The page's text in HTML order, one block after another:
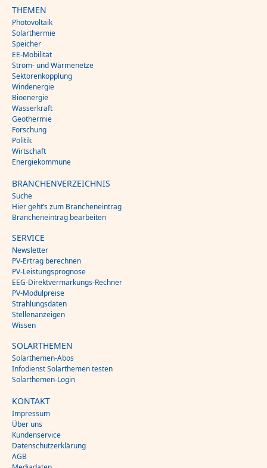
THEMEN
Photovoltaik
Solarthermie
Speicher
EE-Mobilität
Strom- und Wärmenetze
Sektorenkopplung
Windenergie
Bioenergie
Wasserkraft
Geothermie
Forschung
Politik
Wirtschaft
Energiekommune
BRANCHENVERZEICHNIS
Suche
Hier geht’s zum Brancheneintrag
Brancheneintrag bearbeiten
SERVICE
Newsletter
PV-Ertrag berechnen
PV-Leistungsprognose
EEG-Direktvermarkungs-Rechner
PV-Modulpreise
Strahlungsdaten
Stellenanzeigen
Wissen
SOLARTHEMEN
Solarthemen-Abos
Infodienst Solarthemen testen
Solarthemen-Login
KONTAKT
Impressum
Über uns
Kundenservice
Datenschutzerklärung
AGB